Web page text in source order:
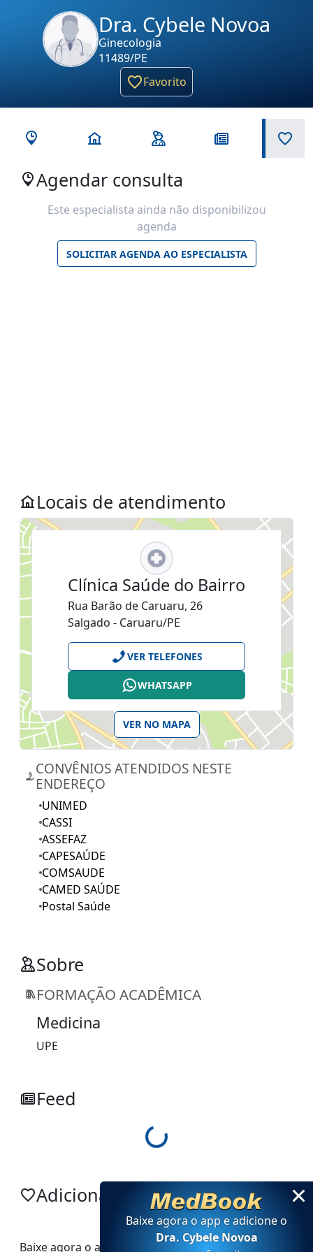
Dra. Cybele Novoa
Ginecologia
11489/PE
Favorito
Agendar consulta
Locais de atendimento
Clínica Saúde do Bairro
Rua Barão de Caruaru, 26
Salgado - Caruaru/PE
VER TELEFONES
WHATSAPP
VER NO MAPA
CONVÊNIOS ATENDIDOS NESTE
ENDEREÇO
UNIMED
CASSI
ASSEFAZ
CAPESAÚDE
COMSAUDE
CAMED SAÚDE
Postal Saúde
Sobre
FORMAÇÃO ACADÊMICA
Medicina
UPE
Feed
Loading...
Adicionar no app
Baixe agora o app e adicione o Dra. Cybele Novoa
Baixe agora o app e adicioneo
Dra. Cybele Novoa